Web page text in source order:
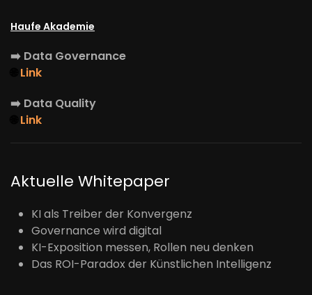
Haufe Akademie
➡️ Data Governance
Link
➡️ Data Quality
Link
Aktuelle Whitepaper
KI als Treiber der Konvergenz
Governance wird digital
KI-Exposition messen, Rollen neu denken
Das ROI-Paradox der Künstlichen Intelligenz